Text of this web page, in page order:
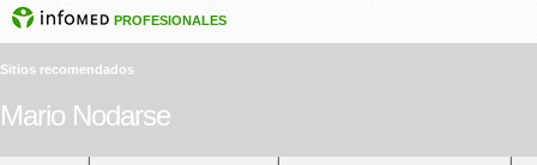
PROFESIONALES
Sitios recomendados
Mario Nodarse